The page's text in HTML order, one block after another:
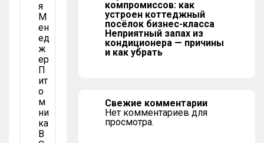
Я
М
Ен
Ед
Ж
Ер
П
Ит
О
М
Ни
Ка
В
компромиссов: как
устроен коттеджный
посёлок бизнес-класса
Неприятный запах из
кондиционера — причины
и как убрать
Свежие комментарии
Нет комментариев для
просмотра.